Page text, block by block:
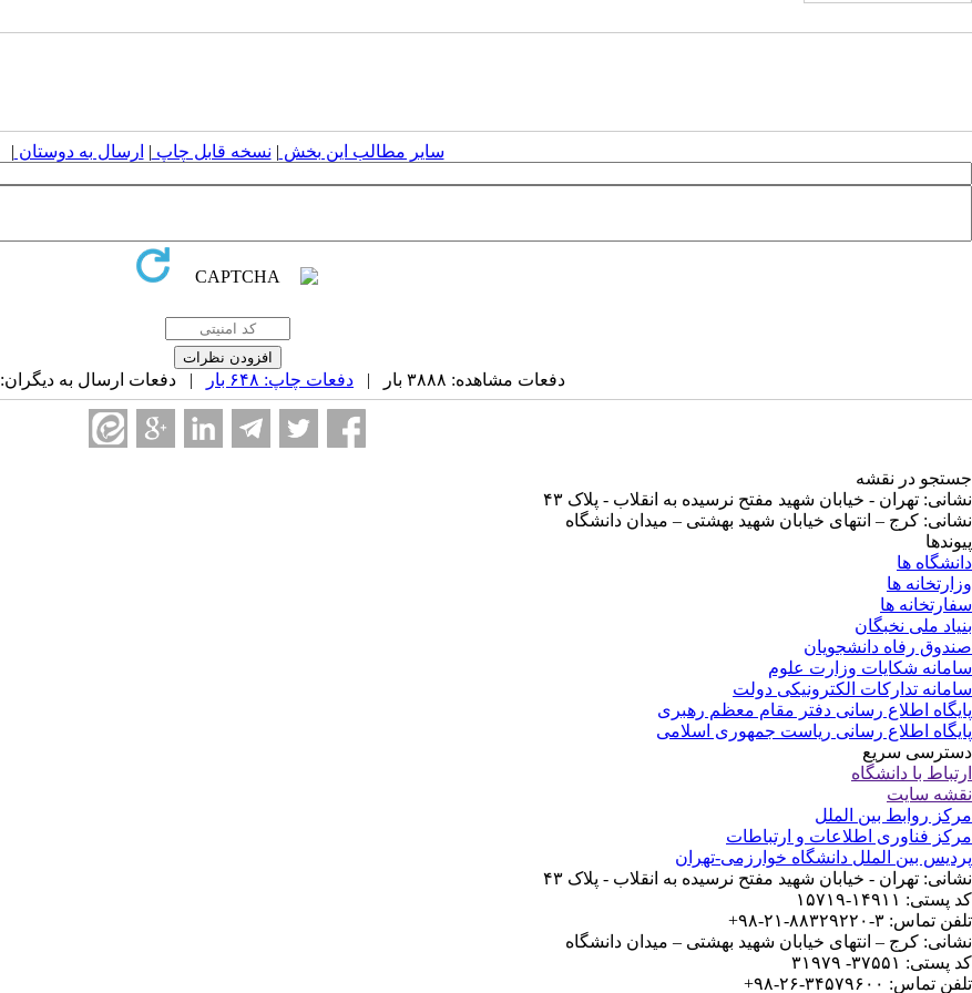
سایر مطالب این بخش | نسخه قابل چاپ | ارسال به دوستان |
دفعات مشاهده: ۳۸۸۸ بار | دفعات چاپ: ۶۴۸ بار | دفعات ارسال به دیگران: ۰ بار |
جستجو در نقشه
نشانی: تهران - خیابان شهید مفتح نرسیده به انقلاب - پلاک ۴۳
نشانی: کرج – انتهای خیابان شهید بهشتی – میدان دانشگاه
پیوندها
دانشگاه ها
وزارتخانه ها
سفارتخانه ها
بنیاد ملی نخبگان
صندوق رفاه دانشجویان
سامانه شکایات وزارت علوم
سامانه تدارکات الکترونیکی دولت
پایگاه اطلاع رسانی دفتر مقام معظم رهبری
پایگاه اطلاع رسانی ریاست جمهوری اسلامی
دسترسی سریع
ارتباط با دانشگاه
نقشه سایت
مرکز روابط بین الملل
مرکز فناوری اطلاعات و ارتباطات
پردیس بین الملل دانشگاه خوارزمی-تهران
نشانی: تهران - خیابان شهید مفتح نرسیده به انقلاب - پلاک ۴۳
کد پستی: ۱۴۹۱۱-۱۵۷۱۹
تلفن تماس: ۳-۸۸۳۲۹۲۲۰-۲۱-۹۸+
نشانی: کرج – انتهای خیابان شهید بهشتی – میدان دانشگاه
کد پستی: ۳۷۵۵۱- ۳۱۹۷۹
تلفن تماس: ۳۴۵۷۹۶۰۰-۲۶-۹۸+